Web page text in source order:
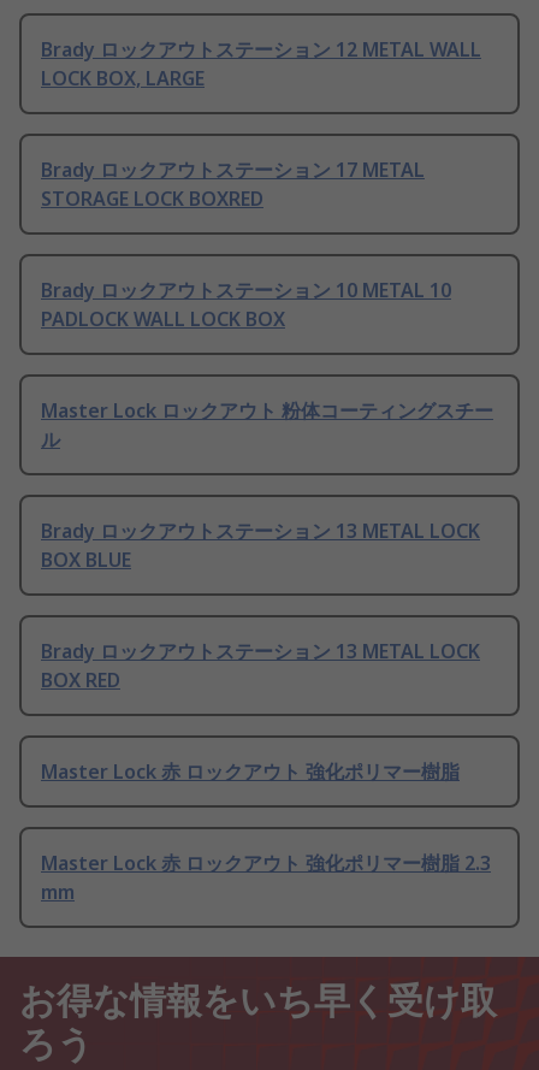
Brady ロックアウトステーション 12 METAL WALL
LOCK BOX, LARGE
Brady ロックアウトステーション 17 METAL
STORAGE LOCK BOXRED
Brady ロックアウトステーション 10 METAL 10
PADLOCK WALL LOCK BOX
Master Lock ロックアウト 粉体コーティングスチー
ル
Brady ロックアウトステーション 13 METAL LOCK
BOX BLUE
Brady ロックアウトステーション 13 METAL LOCK
BOX RED
Master Lock 赤 ロックアウト 強化ポリマー樹脂
Master Lock 赤 ロックアウト 強化ポリマー樹脂 2.3
mm
お得な情報をいち早く受け取
ろう